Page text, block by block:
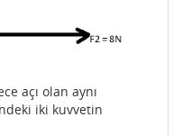
açı olan aynı
iki kuvvetin